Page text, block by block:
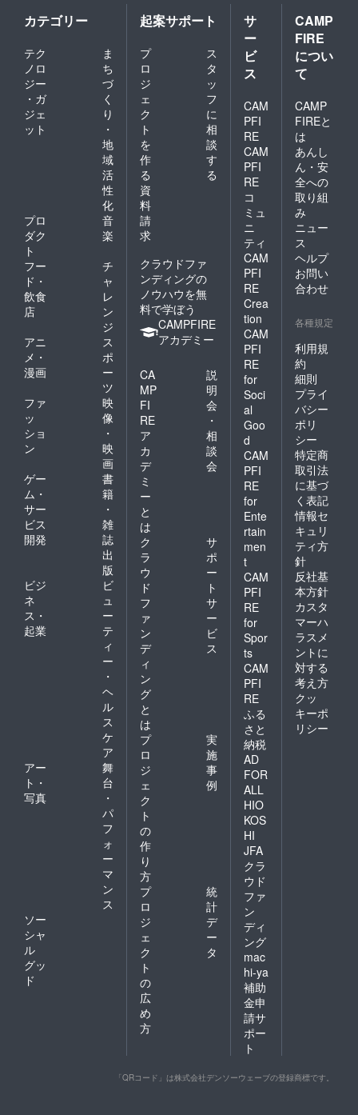
子を試してみて下さい(^▽^)
カテゴリー
テク
ノロ
ジー
・ガ
ジェ
ット
ま
ち
づ
く
り
・
地
域
活
性
化
プロ
ダク
ト
音
楽
フー
ド・
飲食
店
チ
ャ
レ
ン
ジ
アニ
メ・
漫画
ス
ポ
ー
ツ
ファ
ッ
ショ
ン
映
像
・
映
画
ゲー
ム・
サー
ビス
開発
書
籍
・
雑
誌
出
版
ビジ
ネ
ス・
起業
ビ
ュ
ー
テ
ィ
ー
・
ヘ
ル
ス
ケ
ア
アー
ト・
写真
舞
台
・
パ
フ
ォ
ー
マ
ン
ス
ソー
シャ
ル
グッ
ド
起案サポート
プ
ロ
ジ
ェ
ク
ト
を
作
る
ス
タ
ッ
フ
に
相
談
す
る
資
料
請
求
クラウドファ
ンディングの
ノウハウを無
料で学ぼう
CAMPFIRE
アカデミー
CA
MP
FI
RE
ア
カ
デ
ミ
ー
と
は
説
明
会
・
相
談
会
ク
ラ
ウ
ド
フ
ァ
ン
デ
ィ
ン
グ
と
は
サ
ポ
ー
ト
サ
ー
ビ
ス
プ
ロ
ジ
ェ
ク
ト
の
作
り
方
実
施
事
例
プ
ロ
ジ
ェ
ク
ト
の
広
め
方
統
計
デ
ー
タ
サ
ー
ビ
ス
CAM
PFI
RE
CAM
PFI
RE
コ
ミュ
ニ
ティ
CAM
PFI
RE
Crea
tion
CAM
PFI
RE
for
Soci
al
Goo
d
CAM
PFI
RE
for
Ente
rtain
men
t
CAM
PFI
RE
for
Spor
ts
CAM
PFI
RE
ふる
さと
納税
AD
FOR
ALL
HIO
KOS
HI
JFA
クラ
ウド
ファ
ン
ディ
ング
mac
hi-ya
補助
金申
請サ
ポー
ト
CAMP
FIRE
につい
て
CAMP
FIREと
は
あんし
ん・安
全への
取り組
み
ニュー
ス
ヘルプ
お問い
合わせ
各種規定
利用規
約
細則
プライ
バシー
ポリ
シー
特定商
取引法
に基づ
く表記
情報セ
キュリ
ティ方
針
反社基
本方針
カスタ
マーハ
ラスメ
ントに
対する
考え方
クッ
キーポ
リシー
「QRコード」は株式会社デンソーウェーブの登録商標です。